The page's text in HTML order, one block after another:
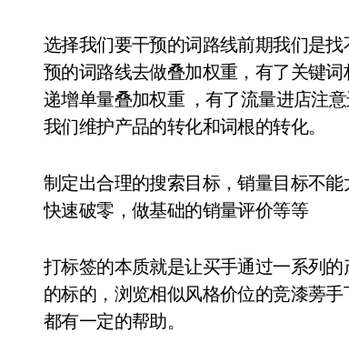
选择我们要干预的词路线前期我们是
预的词路线去做叠加权重，有了关键
递增单量叠加权重 ，有了流量进店注
我们维护产品的转化和词根的转化。
制定出合理的搜索目标，销量目标不
快速破零，做基础的销量评价等等
打标签的本质就是让买手通过一系列
的标的，浏览相似风格价位的竞漆蒡
都有一定的帮助。